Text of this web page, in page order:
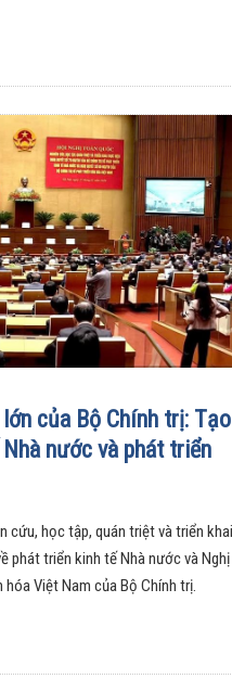
của Bộ Chính trị: Tạo
nước và phát triển
cứu, học tập, quán triệt và triển khai
phát triển kinh tế Nhà nước và Nghị
Việt Nam của Bộ Chính trị.